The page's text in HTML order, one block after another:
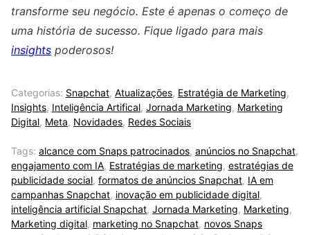
transforme seu negócio. Este é apenas o começo de
uma história de sucesso. Fique ligado para mais
insights poderosos!
Categorias: Snapchat, Atualizações, Estratégia de Marketing,
Insights, Inteligência Artifical, Jornada Marketing, Marketing
Digital, Meta, Novidades, Redes Sociais
Tags: alcance com Snaps patrocinados, anúncios no Snapchat,
engajamento com IA, Estratégias de marketing, estratégias de
publicidade social, formatos de anúncios Snapchat, IA em
campanhas Snapchat, inovação em publicidade digital,
inteligência artificial Snapchat, Jornada Marketing, Marketing,
Marketing digital, marketing no Snapchat, novos Snaps